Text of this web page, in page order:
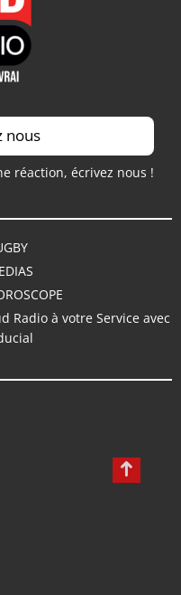
nous
réaction, écrivez nous !
Radio à votre Service avec